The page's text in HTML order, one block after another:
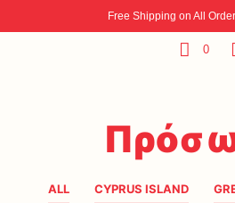
Free Shipping on All
0
ALL CYPRUS ISLAND